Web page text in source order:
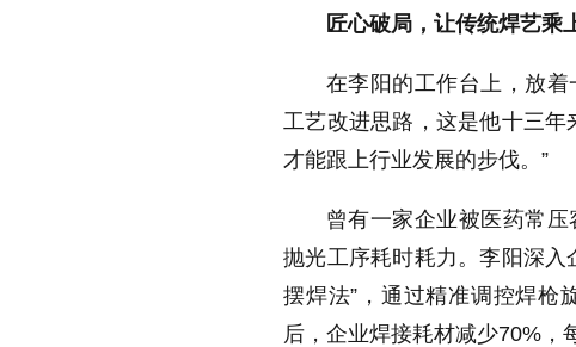
匠心破局，让传统焊艺乘
在李阳的工作台上，放着
工艺改进思路，这是他十三年
才能跟上行业发展的步伐。”
曾有一家企业被医药常
抛光工序耗时耗力。李阳深入
摆焊法”，通过精准调控焊枪
后，企业焊接耗材减少70%，